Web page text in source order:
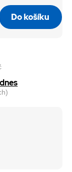
Do košíku